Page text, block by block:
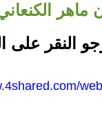
النقر على